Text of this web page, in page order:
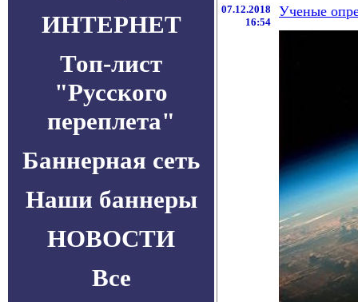
ИНТЕРНЕТ
Топ-лист
"Русского
переплета"
Баннерная сеть
Наши баннеры
НОВОСТИ
Все
07.12.2018
16:54
Ученые